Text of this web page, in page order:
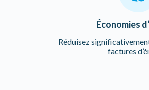
Économies
Réduisez
factures